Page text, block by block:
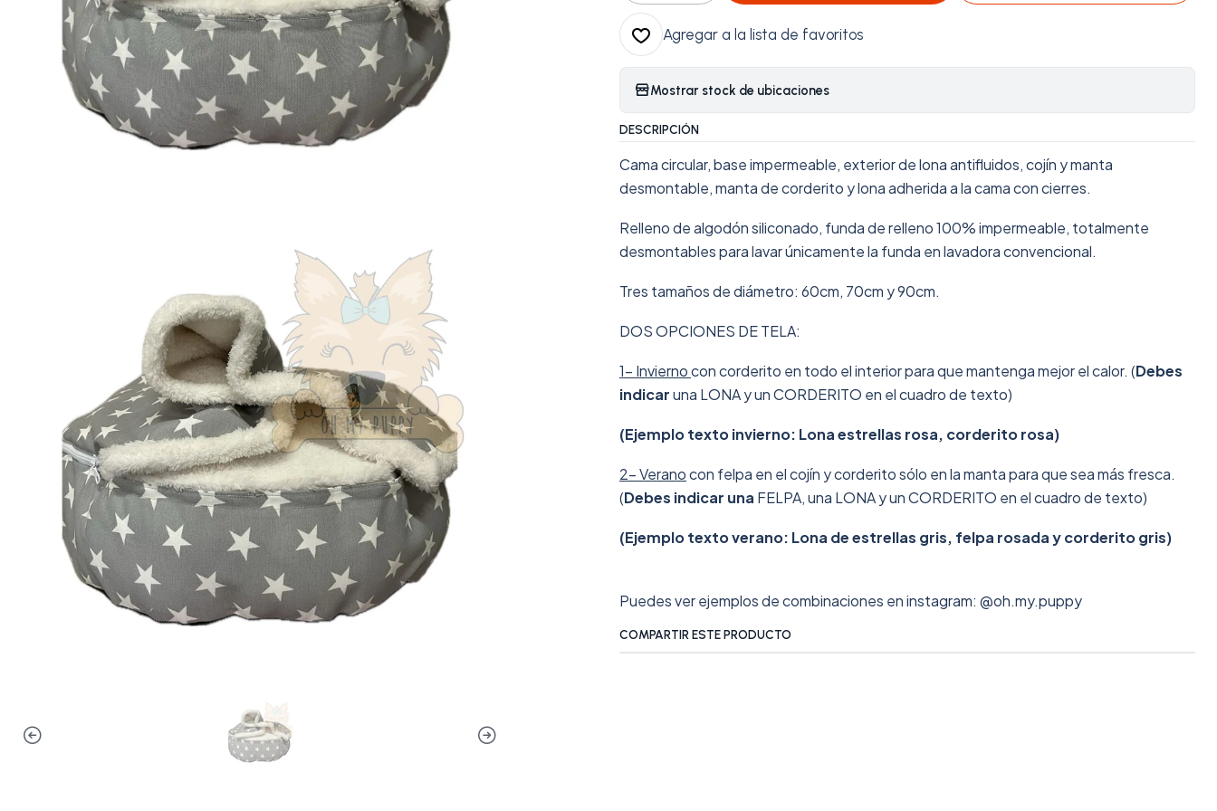
Agregar a la lista de favoritos
Mostrar stock de ubicaciones
DESCRIPCIÓN
Cama circular, base impermeable, exterior de lona antifluidos, cojín y manta
desmontable, manta de corderito y lona adherida a la cama con cierres.
Relleno de algodón siliconado, funda de relleno 100% impermeable, totalmente
desmontables para lavar únicamente la funda en lavadora convencional.
Tres tamaños de diámetro: 60cm, 70cm y 90cm.
DOS OPCIONES DE TELA:
1- Inviernocon corderito en todo el interior para que mantenga mejor el calor. (Debes
indicaruna LONA y un CORDERITO en el cuadro de texto)
(Ejemplo texto invierno: Lona estrellas rosa, corderito rosa)
2- Veranocon felpa en el cojín y corderito sólo en la manta para que sea más fresca.
(Debes indicar una FELPA, una LONA y un CORDERITO en el cuadro de texto)
(Ejemplo texto verano: Lona de estrellas gris, felpa rosada y corderito gris)
Puedes ver ejemplos de combinaciones en instagram: @oh.my.puppy
COMPARTIR ESTE PRODUCTO